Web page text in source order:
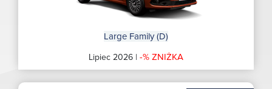
Large Family (D)
Lipiec 2026 | -% ZNIŻKA